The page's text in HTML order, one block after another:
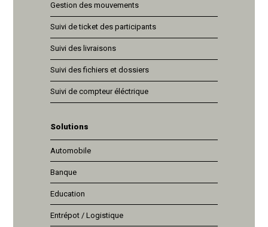
Gestion des mouvements
Suivi de ticket des participants
Suivi des livraisons
Suivi des fichiers et dossiers
Suivi de compteur éléctrique
Solutions
Automobile
Banque
Education
Entrépot / Logistique